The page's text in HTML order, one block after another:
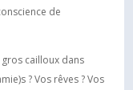
de
cailloux dans
? Vos rêves ? Vos